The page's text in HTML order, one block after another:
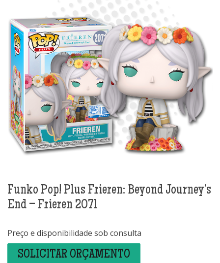
Funko Pop! Plus Frieren: Beyond Journey’s
End – Frieren 2071
Preço e disponibilidade sob consulta
SOLICITAR ORÇAMENTO